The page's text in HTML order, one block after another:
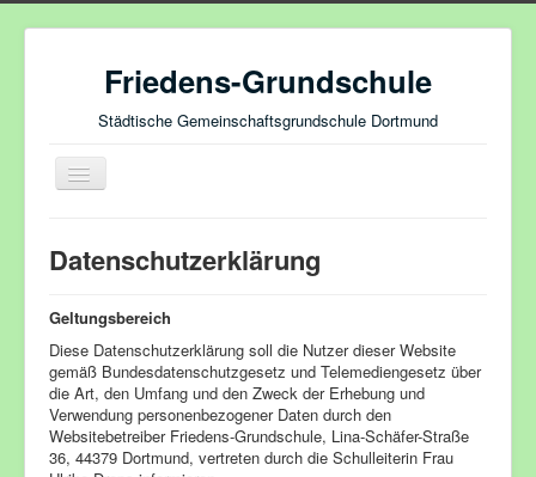
Friedens-Grundschule
Städtische Gemeinschaftsgrundschule Dortmund
Navigation
an/aus
Startseite
Lernangebote
Schatzkiste
Unsere Schule
Haus des Lernens
Unser Miteinander
Datenschutzerklärung
Geltungsbereich
Diese Datenschutzerklärung soll die Nutzer dieser Website
gemäß Bundesdatenschutzgesetz und Telemediengesetz über
die Art, den Umfang und den Zweck der Erhebung und
Verwendung personenbezogener Daten durch den
Websitebetreiber Friedens-Grundschule, Lina-Schäfer-Straße
36, 44379 Dortmund, vertreten durch die Schulleiterin Frau